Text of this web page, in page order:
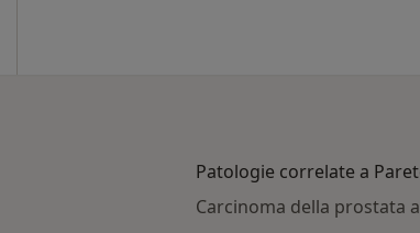
Patologie correlate a
Carcinoma della prostata